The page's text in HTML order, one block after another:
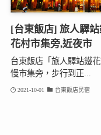
[台東飯店] 旅人驛
花村市集旁,近夜市
台東飯店「旅人驛站鐵
慢市集旁，步行到正...
2021-10-01 台東飯店民宿